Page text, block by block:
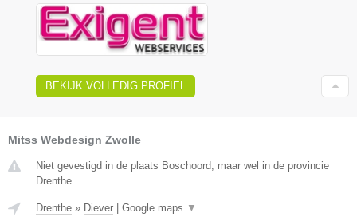
BEKIJK VOLLEDIG PROFIEL
Mitss Webdesign Zwolle
Niet gevestigd in de plaats Boschoord, maar wel in de provincie
Drenthe.
Drenthe » Diever Google maps ▼